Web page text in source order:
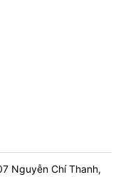
Nguyễn Chí Thanh,